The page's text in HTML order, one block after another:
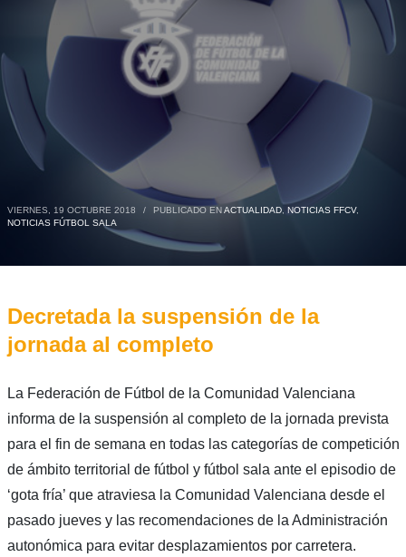
VIERNES, 19 OCTUBRE 2018 / PUBLICADO ENACTUALIDAD, NOTICIAS FFCV,
NOTICIAS FÚTBOL SALA
Decretada la suspensión de la
jornada al completo
La Federación de Fútbol de la Comunidad Valenciana
informa de la suspensión al completo de la jornada prevista
para el fin de semana en todas las categorías de competición
de ámbito territorial de fútbol y fútbol sala ante el episodio de
‘gota fría’ que atraviesa la Comunidad Valenciana desde el
pasado jueves y las recomendaciones de la Administración
autonómica para evitar desplazamientos por carretera.